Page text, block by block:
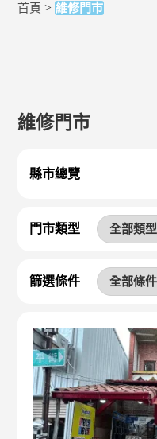
首頁 > 維修門市
維修門市
縣市總覽
門市類型
篩選條件